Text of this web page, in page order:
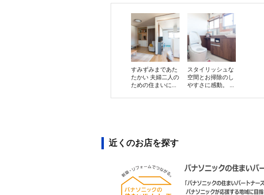
すみずみまであた
たかい 夫婦二人の
ための住まいに...
スタイリッシュな
空間とお掃除のし
やすさに感動。 ...
近くのお店を探す